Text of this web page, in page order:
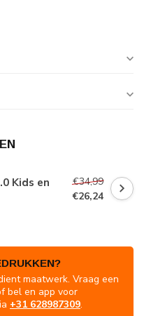
Kids en
€34,99
€26,24
maatwerk. Vraag een
bel en app voor
+31 628987309.